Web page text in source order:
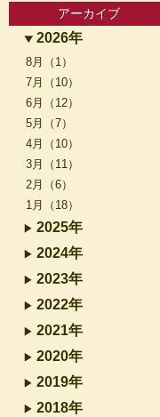
アーカイブ
2026年
8月（1）
7月（10）
6月（12）
5月（7）
4月（10）
3月（11）
2月（6）
1月（18）
2025年
2024年
2023年
2022年
2021年
2020年
2019年
2018年